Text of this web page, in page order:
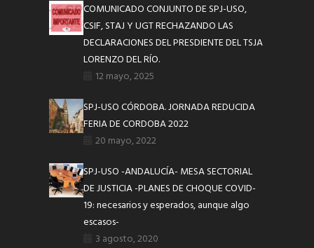
COMUNICADO CONJUNTO DE SPJ-USO,
CSIF, STAJ Y UGT RECHAZANDO LAS
DECLARACIONES DEL PRESDIENTE DEL TSJA
LORENZO DEL RÍO.
12 mayo, 2025
SPJ-USO CÓRDOBA. JORNADA REDUCIDA
FERIA DE CORDOBA 2022
20 mayo, 2022
SPJ-USO -ANDALUCÍA- MESA SECTORIAL
DE JUSTICIA -PLANES DE CHOQUE COVID-
19: necesarios y esperados, aunque algo
escasos-
3 agosto, 2020